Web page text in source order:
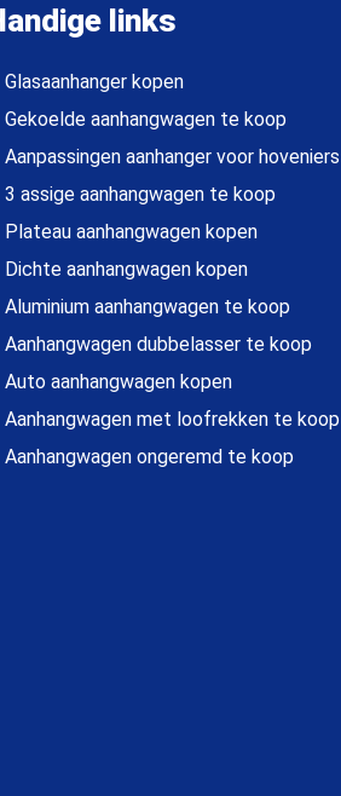
links
Glasaanhanger kopen
Gekoelde aanhangwagen te koop
Aanpassingen aanhanger voor hoveniers
3 assige aanhangwagen te koop
Plateau aanhangwagen kopen
Dichte aanhangwagen kopen
Aluminium aanhangwagen te koop
Aanhangwagen dubbelasser te koop
Auto aanhangwagen kopen
Aanhangwagen met loofrekken te koop
Aanhangwagen ongeremd te koop